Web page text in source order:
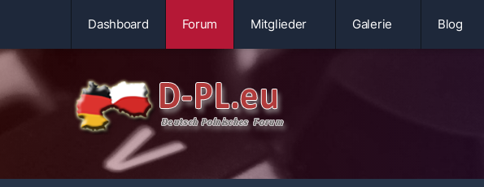
Dashboard Forum Mitglieder Galerie Blog